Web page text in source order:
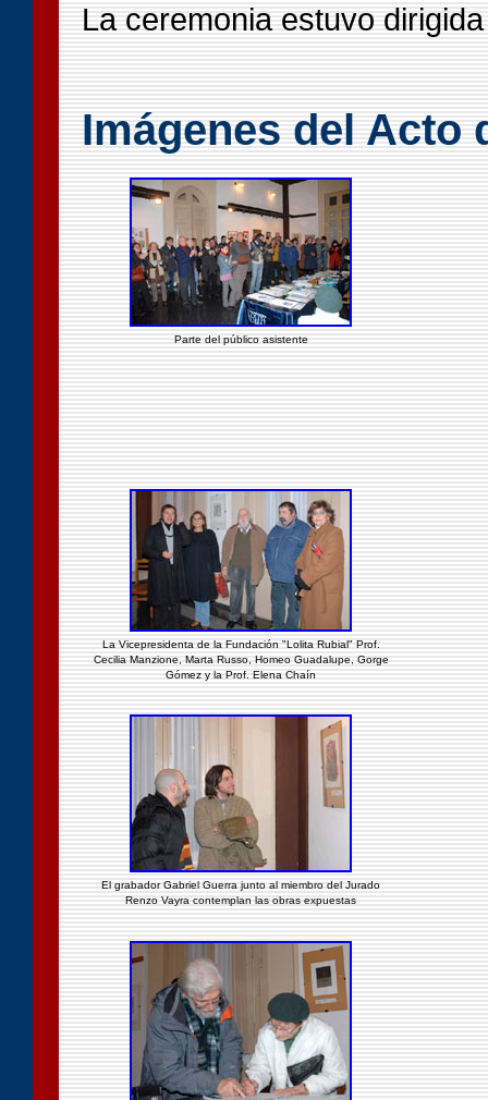
La ceremonia estuvo
Imágenes del Acto
Parte del público asistente
La Vicepresidenta de la Fundación "Lolita Rubial" Prof.
Cecilia Manzione, Marta Russo, Homeo Guadalupe, Gorge
Gómez y la Prof. Elena Chaín
El grabador Gabriel Guerra junto al miembro del Jurado
Renzo Vayra contemplan las obras expuestas